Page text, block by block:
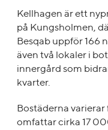
Kellhagen är ett
på Kungsholmen,
Besqab uppför 166
även två lokaler i
innergård som
kvarter.
Bostäderna
omfattar cirka 17